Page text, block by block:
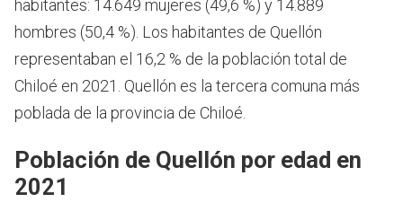
habitantes: 14.649 mujeres (49,6 %) y 14.889
hombres (50,4 %). Los habitantes de Quellón
representaban el 16,2 % de la población total de
Chiloé en 2021. Quellón es la tercera comuna más
poblada de la provincia de Chiloé.
Población de Quellón por edad en
2021